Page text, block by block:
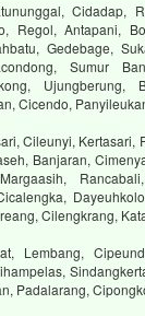
Cidadap,
Regol, Antapani,
Gedebage,
Sumur
Ujungberung,
Cicendo,
Cileunyi, Kertasari,
Banjaran,
Cilengkrang,
Lembang,
Padalarang,